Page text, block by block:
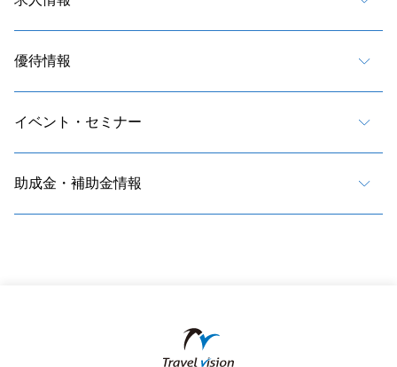
優待情報
イベント・セミナー
助成金・補助金情報